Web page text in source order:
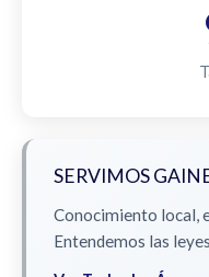
SERVIMOS
Conocimiento local,
Entendemos las